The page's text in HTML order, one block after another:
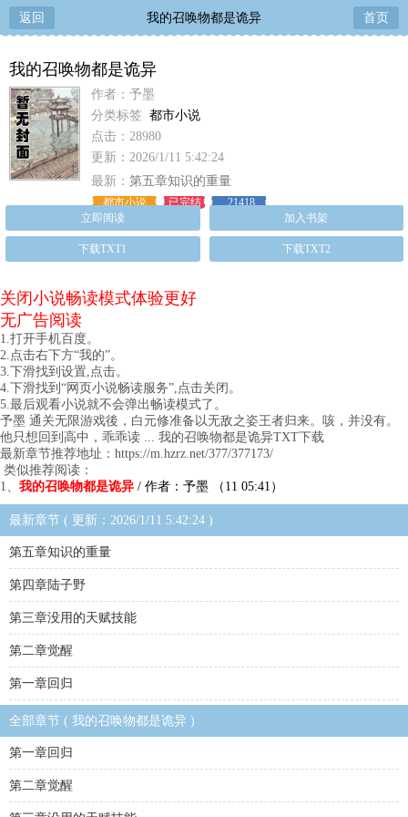
返回 我的召唤物都是诡异 首页
我的召唤物都是诡异
作者：予墨
分类标签 都市小说
点击：28980
更新：2026/1/11 5:42:24
最新： 第五章知识的重量
都市小说 已完结
21418
立即阅读
加入书架
下载TXT1 下载TXT2
关闭小说畅读模式体验更好
无广告阅读
1.打开手机百度。
2.点击右下方“我的”。
3.下滑找到设置,点击。
4.下滑找到“网页小说畅读服务”,点击关闭。
5.最后观看小说就不会弹出畅读模式了。
予墨 通关无限游戏後，白元修准备以无敌之姿王者归来。咳，并没有。
他只想回到高中，乖乖读 ... 我的召唤物都是诡异TXT下载
最新章节推荐地址：https://m.hzrz.net/377/377173/
类似推荐阅读：
1、 我的召唤物都是诡异 / 作者：予墨 （11 05:41）
最新章节 ( 更新：2026/1/11 5:42:24 )
第五章知识的重量
第四章陆子野
第三章没用的天赋技能
第二章觉醒
第一章回归
全部章节 ( 我的召唤物都是诡异 )
第一章回归
第二章觉醒